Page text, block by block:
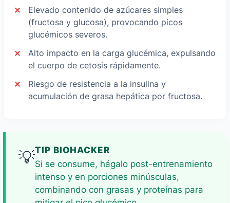
Elevado contenido de azúcares simples
(fructosa y glucosa), provocando picos
glucémicos severos.
Alto impacto en la carga glucémica, expulsando
el cuerpo de cetosis rápidamente.
Riesgo de resistencia a la insulina y
acumulación de grasa hepática por fructosa.
💡TIP BIOHACKER
Si se consume, hágalo post-entrenamiento
intenso y en porciones minúsculas,
combinando con grasas y proteínas para